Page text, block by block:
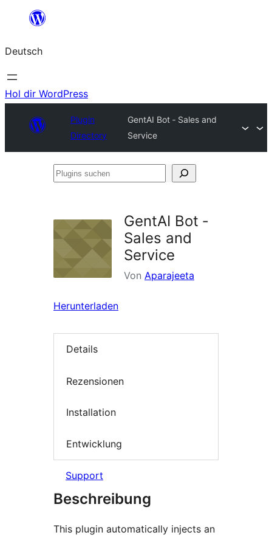
springen
Deutsch
Hol dir WordPress
Plugin
Directory
GentAI Bot ‑ Sales and
Service
Plugins
GentAI Bot ‑
Sales and
Service
Von Aparajeeta
Herunterladen
Details
Rezensionen
Installation
Entwicklung
Support
Beschreibung
This plugin automatically injects an